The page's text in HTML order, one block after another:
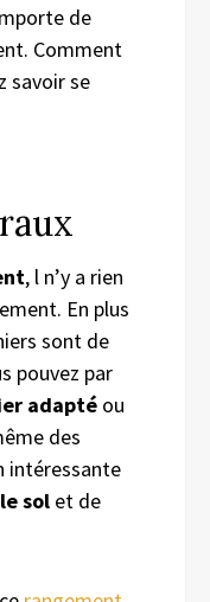
de
Comment
savoir se
, l n’y a rien
En plus
sont de
pouvez par
adapté ou
des
intéressante
sol et de